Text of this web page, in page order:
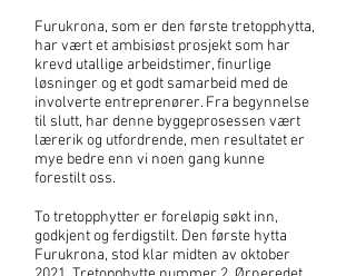
Furukrona, som er den første tretopphytta,
har vært et ambisiøst prosjekt som har
krevd utallige arbeidstimer, finurlige
løsninger og et godt samarbeid med de
involverte entreprenører. Fra begynnelse
til slutt, har denne byggeprosessen vært
lærerik og utfordrende, men resultatet er
mye bedre enn vi noen gang kunne
forestilt oss.
To tretopphytter er foreløpig søkt inn,
godkjent og ferdigstilt. Den første hytta
Furukrona, stod klar midten av oktober